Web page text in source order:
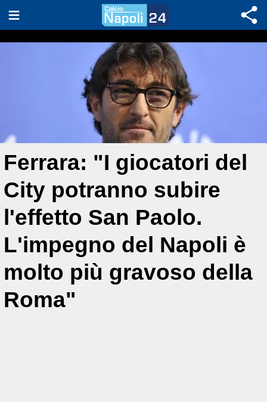
Ferrara: "I giocatori del
City potranno subire
l'effetto San Paolo.
L'impegno del Napoli è
molto più gravoso della
Roma"